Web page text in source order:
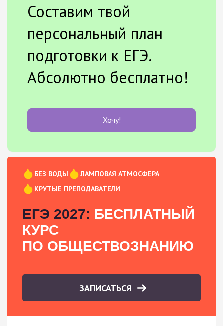
Составим твой
персональный план
подготовки к ЕГЭ.
Абсолютно бесплатно!
Хочу!
БЕЗ ВОДЫ
ЛАМПОВАЯ АТМОСФЕРА
КРУТЫЕ ПРЕПОДАВАТЕЛИ
ЕГЭ 2027: БЕСПЛАТНЫЙ
КУРС
ПО ОБЩЕСТВОЗНАНИЮ
ЗАПИСАТЬСЯ